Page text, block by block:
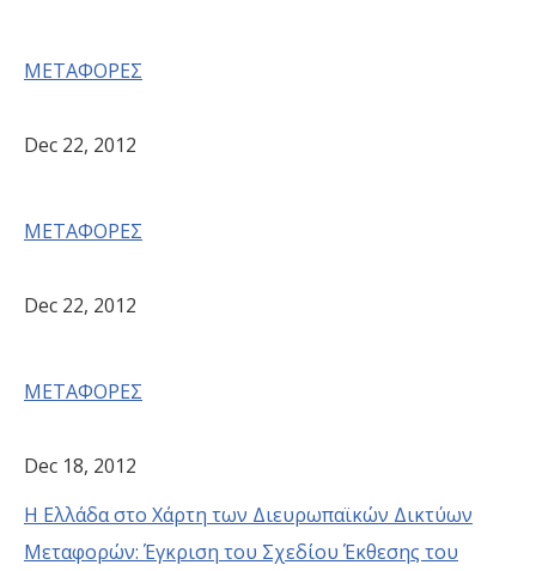
ΜΕΤΑΦΟΡΕΣ
Dec 22, 2012
ΜΕΤΑΦΟΡΕΣ
Dec 22, 2012
ΜΕΤΑΦΟΡΕΣ
Dec 18, 2012
Η Ελλάδα στο Χάρτη των Διευρωπαϊκών Δικτύων
Μεταφορών: Έγκριση του Σχεδίου Έκθεσης του